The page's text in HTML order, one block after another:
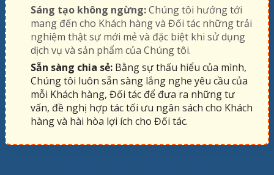
Sáng tạo không ngừng:Chúng tôi hướng tới
mang đến cho Khách hàng và Đối tác những trải
nghiệm thật sự mới mẻ và đặc biệt khi sử dụng
dịch vụ và sản phẩm của Chúng tôi.
Sẵn sàng chia sẻ: Bằng sự thấu hiểu của mình,
Chúng tôi luôn sẵn sàng lắng nghe yêu cầu của
mỗi Khách hàng, Đối tác để đưa ra những tư
vấn, đề nghị hợp tác tối ưu ngân sách cho Khách
hàng và hài hòa lợi ích cho Đối tác.